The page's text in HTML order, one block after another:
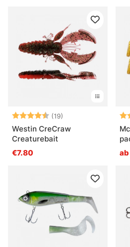
Bewertung:(19)
4.2 von 5 Sternen
Westin CreCraw
Creaturebait
€7.80